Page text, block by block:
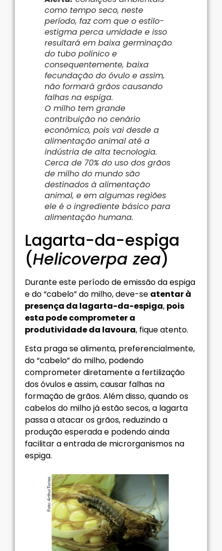
como tempo seco, neste
período, faz com que o estilo-
estigma perca umidade e isso
resultará em baixa germinação
do tubo polínico e
consequentemente, baixa
fecundação do óvulo e assim,
não formará grãos causando
falhas na espiga.
O milho tem grande
contribuição no cenário
econômico, pois vai desde a
alimentação animal até a
indústria de alta tecnologia.
Cerca de 70% do uso dos grãos
de milho do mundo são
destinados à alimentação
animal, e em algumas regiões
ele é o ingrediente básico para
alimentação humana.
Lagarta-da-espiga
(Helicoverpa zea)
Durante este período de emissão da espiga
e do “cabelo” do milho, deve-se atentar à
presença da lagarta-da-espiga, pois
esta pode comprometer a
produtividade da lavoura, fique atento.
Esta praga se alimenta, preferencialmente,
do “cabelo” do milho, podendo
comprometer diretamente a fertilização
dos óvulos e assim, causar falhas na
formação de grãos. Além disso, quando os
cabelos do milho já estão secos, a lagarta
passa a atacar os grãos, reduzindo a
produção esperada e podendo ainda
facilitar a entrada de microrganismos na
espiga.